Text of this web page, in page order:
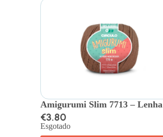
Amigurumi Slim 7713 – Lenha
€3.80
Esgotado